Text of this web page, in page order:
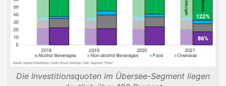
Die Investitionsquoten im Übersee-Segment liegen